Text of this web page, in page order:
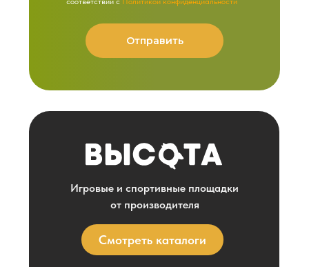
Отправить
Смотреть каталоги
Игровые и спортивные площадки
от производителя